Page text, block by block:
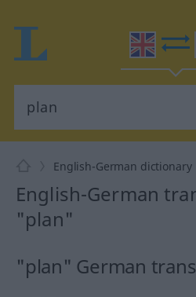
English-German dictionary
English-German
"plan"
"plan" German